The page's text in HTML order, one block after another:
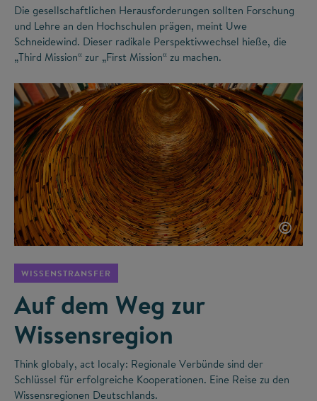
Die gesellschaftlichen Herausforderungen sollten Forschung
und Lehre an den Hochschulen prägen, meint Uwe
Schneidewind. Dieser radikale Perspektivwechsel hieße, die
„Third Mission“ zur „First Mission“ zu machen.
©
WISSENSTRANSFER
Auf dem Weg zur
Wissensregion
Think globaly, act localy: Regionale Verbünde sind der
Schlüssel für erfolgreiche Kooperationen. Eine Reise zu den
Wissensregionen Deutschlands.